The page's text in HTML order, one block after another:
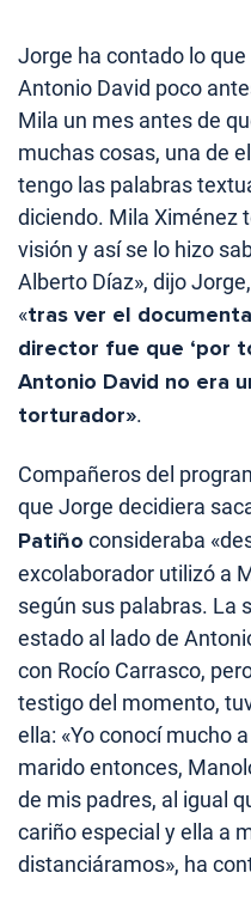
Jorge ha contado lo
Antonio David poco
Mila un mes antes de
muchas cosas, una de
tengo las palabras
diciendo. Mila Ximénez
visión y así se lo hizo
Alberto Díaz», dijo
«tras ver el
director fue que ‘por
Antonio David no era
torturador».
Compañeros del
que Jorge decidiera
Patiño consideraba
excolaborador utilizó a
según sus palabras. La
estado al lado de
con Rocío Carrasco,
testigo del momento,
ella: «Yo conocí mucho
marido entonces,
de mis padres, al igual
cariño especial y ella a
distanciáramos», ha